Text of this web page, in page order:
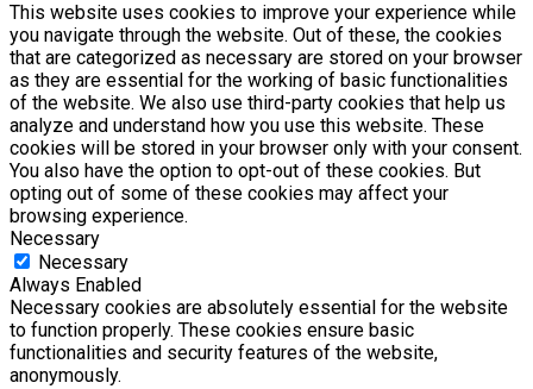
This website uses cookies to improve your experience while
you navigate through the website. Out of these, the cookies
that are categorized as necessary are stored on your browser
as they are essential for the working of basic functionalities
of the website. We also use third-party cookies that help us
analyze and understand how you use this website. These
cookies will be stored in your browser only with your consent.
You also have the option to opt-out of these cookies. But
opting out of some of these cookies may affect your
browsing experience.
Necessary
Necessary
Always Enabled
Necessary cookies are absolutely essential for the website
to function properly. These cookies ensure basic
functionalities and security features of the website,
anonymously.